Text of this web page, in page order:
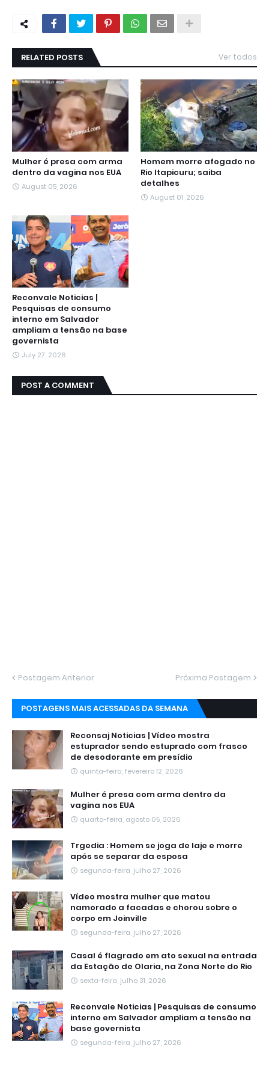
RELATED POSTS Ver todos
Mulher é presa com arma
dentro da vagina nos EUA
August 05, 2026
Homem morre afogado no
Rio Itapicuru; saiba
detalhes
August 01, 2026
Reconvale Noticias |
Pesquisas de consumo
interno em Salvador
ampliam a tensão na base
governista
July 27, 2026
POST A COMMENT
Postagem Anterior Próxima Postagem
POSTAGENS MAIS ACESSADAS DA SEMANA
Reconsaj Noticias | Vídeo mostra
estuprador sendo estuprado com frasco
de desodorante em presídio
quinta-feira, fevereiro 12, 2026
Mulher é presa com arma dentro da
vagina nos EUA
quarta-feira, agosto 05, 2026
Trgedia : Homem se joga de laje e morre
após se separar da esposa
segunda-feira, julho 27, 2026
Vídeo mostra mulher que matou
namorado a facadas e chorou sobre o
corpo em Joinville
segunda-feira, julho 27, 2026
Casal é flagrado em ato sexual na entrada
da Estação de Olaria, na Zona Norte do Rio
sexta-feira, julho 31, 2026
Reconvale Noticias | Pesquisas de consumo
interno em Salvador ampliam a tensão na
base governista
segunda-feira, julho 27, 2026